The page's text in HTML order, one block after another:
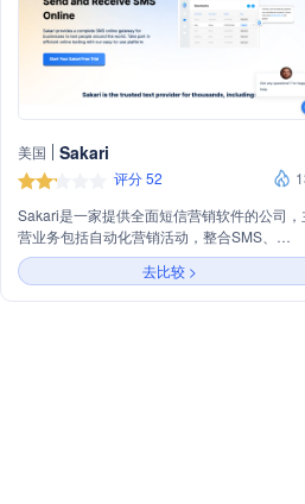
美国 Sakari
评分 52
Sakari是一家提供全面短信营销软件的公司，
营业务包括自动化营销活动，整合SMS、
MMS、语音、WhatsApp等多种通信方式，
提高转化率和优化投资回报率。公司提供易
用的平台，帮助中小企业管理联系人、构建
去比较 >